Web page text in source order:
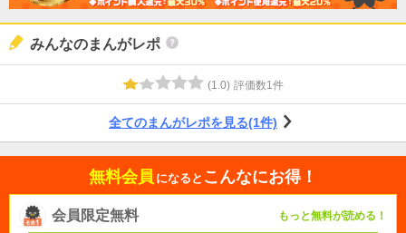
みんなのまんがレポ
(1.0) 評価数1 件
全てのまんがレポを見る(1件)
無料会員 になると こんなにお得！
会員限定無料 もっと無料が読める！